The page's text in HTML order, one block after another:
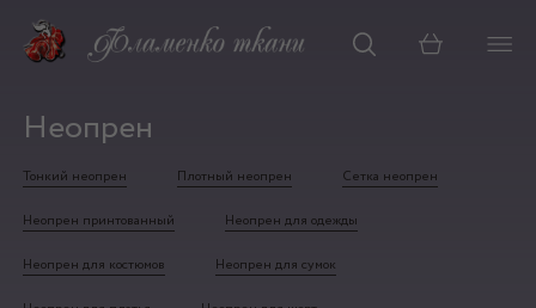
Корзина
Неопрен
Тонкий неопрен Плотный неопрен Сетка неопрен
Неопрен принтованный Неопрен для одежды
Неопрен для костюмов Неопрен для сумок